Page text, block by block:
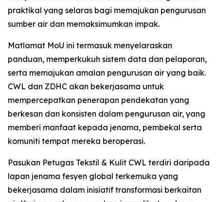
praktikal yang selaras bagi memajukan pengurusan
sumber air dan memaksimumkan impak.
Matlamat MoU ini termasuk menyelaraskan
panduan, memperkukuh sistem data dan pelaporan,
serta memajukan amalan pengurusan air yang baik.
CWL dan ZDHC akan bekerjasama untuk
mempercepatkan penerapan pendekatan yang
berkesan dan konsisten dalam pengurusan air, yang
memberi manfaat kepada jenama, pembekal serta
komuniti tempat mereka beroperasi.
Pasukan Petugas Tekstil & Kulit CWL terdiri daripada
lapan jenama fesyen global terkemuka yang
bekerjasama dalam inisiatif transformasi berkaitan